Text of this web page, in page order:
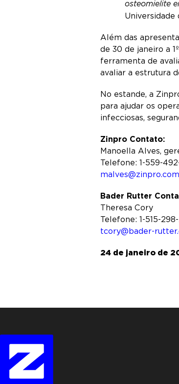
osteomielite
Universidade
Além das
de 30 de janeiro a
ferramenta de
avaliar a estrutura
No estande, a
para ajudar os
infecciosas,
Zinpro Contato:
Manoella Alves,
Telefone: 1-559-
malves@zinpro.com
Bader Rutter
Theresa Cory
Telefone: 1-515-
tcory@bader-
24 de janeiro de